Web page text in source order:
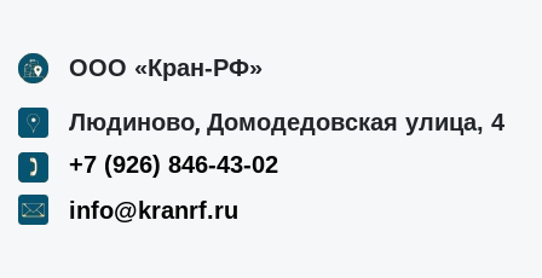
ООО «Кран-РФ»
Людиново, Домодедовская улица, 4
+7 (926) 846-43-02
info@kranrf.ru